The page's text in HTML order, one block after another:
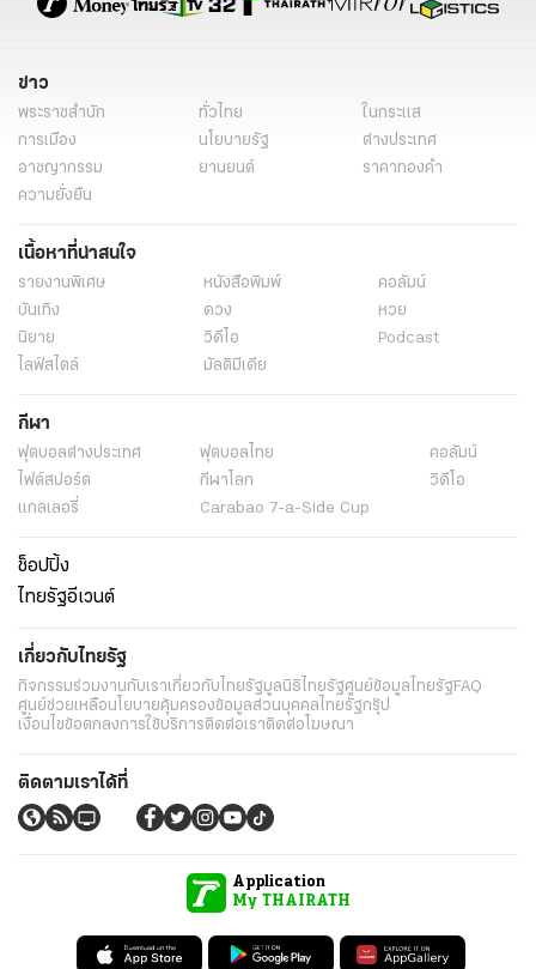
ข่าว
พระราชสำนัก ทั่วไทย
ในกระแส
การเมือง
นโยบายรัฐ
ต่างประเทศ
อาชญากรรม
ยานยนต์
ราคาทองคำ
ความยั่งยืน
เนื้อหาที่น่าสนใจ
รายงานพิเศษ หนังสือพิมพ์
คอลัมน์
บันเทิง
ดวง
หวย
นิยาย
วิดีโอ
Podcast
ไลฟ์สไตล์
มัลติมีเดีย
กีฬา
ฟุตบอลต่่างประเทศ ฟุตบอลไทย
คอลัมน์
ไฟต์สปอร์ต
กีฬาโลก
วิดีโอ
แกลเลอรี่
Carabao 7-a-Side Cup
ช็อปปิ้ง
ไทยรัฐอีเวนต์
เกี่ยวกับไทยรัฐ
กิจกรรมร่วมงานกับเราเกี่ยวกับไทยรัฐมูลนิธิไทยรัฐศูนย์ข้อมูลไทยรัฐ FAQ
ศูนย์ช่วยเหลือนโยบายคุ้มครองข้อมูลส่วนบุคคลไทยรัฐกรุ๊ป
เงื่อนไขข้อตกลงการใช้บริการติดต่อเราติดต่อโฆษณา
ติดตามเราได้ที่
Application
My THAIRATH